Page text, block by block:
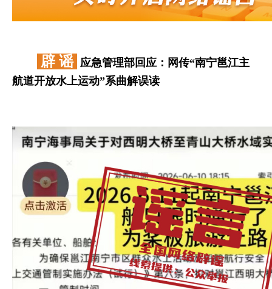
辟 谣 应急管理部回应：网传“南宁邕江主
航道开放水上运动”系曲解误读